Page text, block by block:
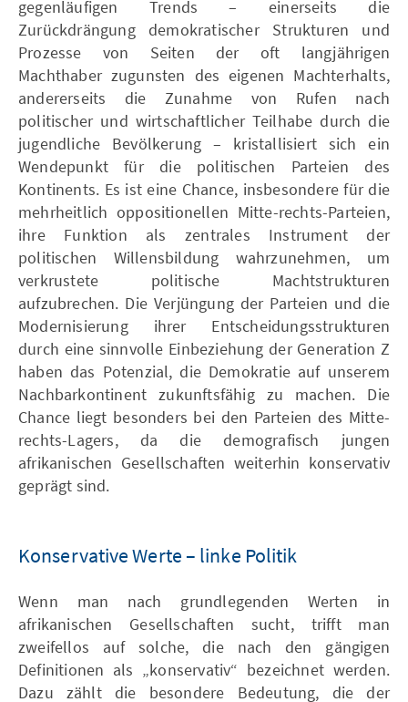
gegenläufigen Trends – einerseits die
Zurückdrängung demokratischer Strukturen und
Prozesse von Seiten der oft langjährigen
Machthaber zugunsten des eigenen Machterhalts,
andererseits die Zunahme von Rufen nach
politischer und wirtschaftlicher Teilhabe durch die
jugendliche Bevölkerung – kristallisiert sich ein
Wendepunkt für die politischen Parteien des
Kontinents. Es ist eine Chance, insbesondere für die
mehrheitlich oppositionellen Mitte-rechts-Parteien,
ihre Funktion als zentrales Instrument der
politischen Willensbildung wahrzunehmen, um
verkrustete politische Machtstrukturen
aufzubrechen. Die Verjüngung der Parteien und die
Modernisierung ihrer Entscheidungsstrukturen
durch eine sinnvolle Einbeziehung der Generation Z
haben das Potenzial, die Demokratie auf unserem
Nachbarkontinent zukunftsfähig zu machen. Die
Chance liegt besonders bei den Parteien des Mitte-
rechts-Lagers, da die demografisch jungen
afrikanischen Gesellschaften weiterhin konservativ
geprägt sind.
Konservative Werte – linke Politik
Wenn man nach grundlegenden Werten in
afrikanischen Gesellschaften sucht, trifft man
zweifellos auf solche, die nach den gängigen
Definitionen als „konservativ“ bezeichnet werden.
Dazu zählt die besondere Bedeutung, die der